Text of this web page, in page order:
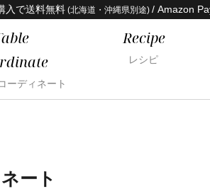
入で送料無料 (北海道・沖縄県別途) / Amazon
ーディネート
Recipe
レシピ
ート